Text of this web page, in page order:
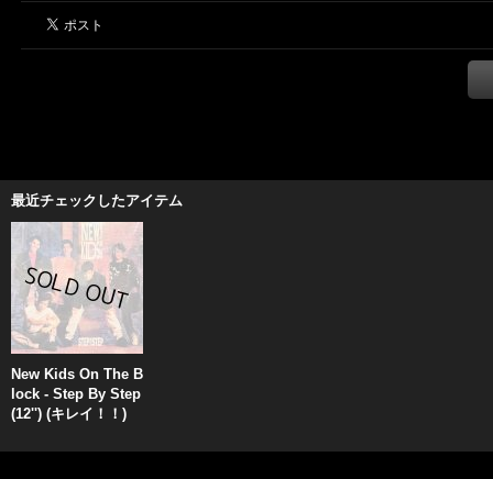
最近チェックしたアイテム
New Kids On The B
lock - Step By Step
(12'') (キレイ！！)